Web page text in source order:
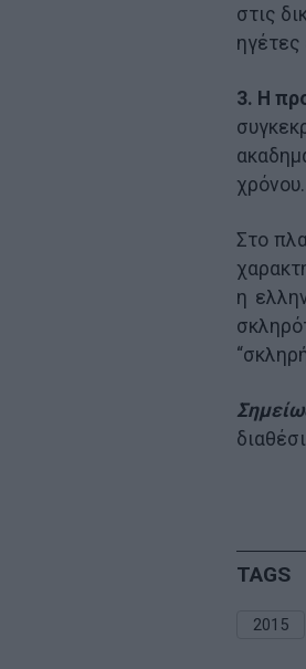
στις
ηγέτες
3. Η
χρόνου.
Στο
η
TAGS
2015